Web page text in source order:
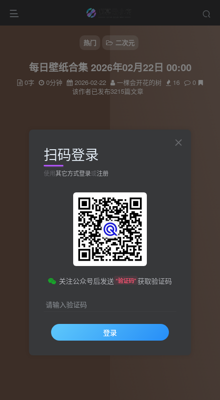
热门 二次元
每日壁纸合集 2026年02月22日 00:00
0字 0分钟 2026-02-22 一棵会开花的树 16
0
该作者已发布3215篇文章
扫码登录
使用其它方式登录或注册
关注公众号后发送 “验证码” 获取验证码
请输入验证码
登录